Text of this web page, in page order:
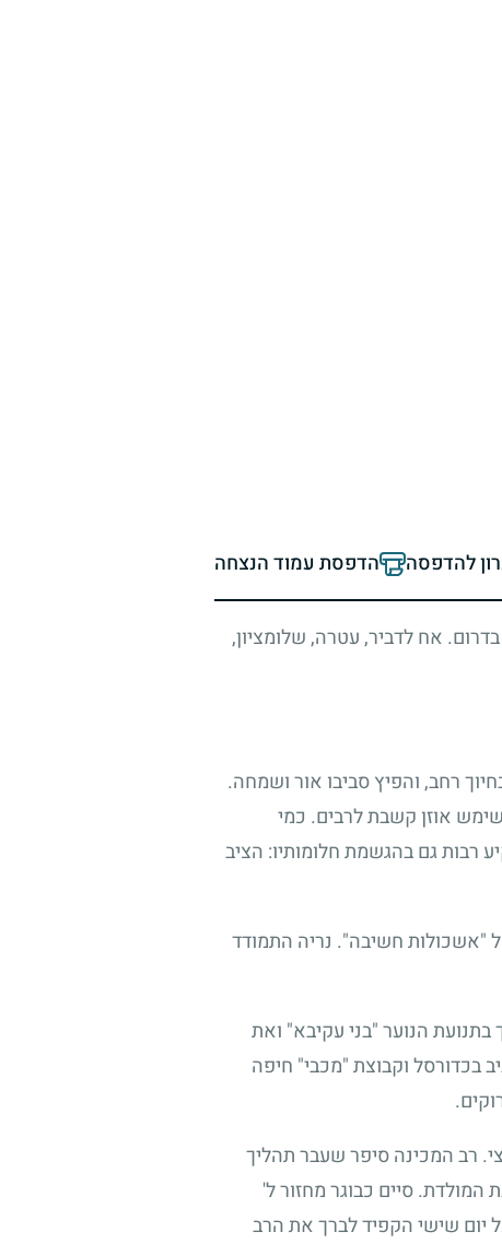
להדפסה הדפסת עמוד הנצחה
אח לדביר, עטרה, שלומציון,
רחב, והפיץ סביבו אור ושמחה.
אוזן קשבת לרבים. כמי
רבות גם בהגשמת חלומותיו: הציב
"אשכולות חשיבה". נריה התמודד
הנוער "בני עקיבא" ואת
בכדורסל וקבוצת "מכבי" חיפה
רב המכינה סיפר שעבר תהליך
סיים כבוגר מחזור ל'
יום שישי הקפיד לברך את הרב